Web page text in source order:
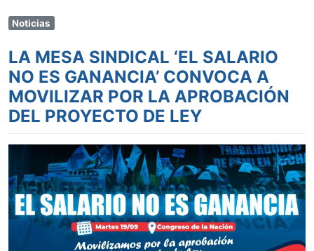
Noticias
LA MESA SINDICAL ‘EL SALARIO
NO ES GANANCIA’ CONVOCA A
MOVILIZAR POR LA APROBACIÓN
DEL PROYECTO DE LEY